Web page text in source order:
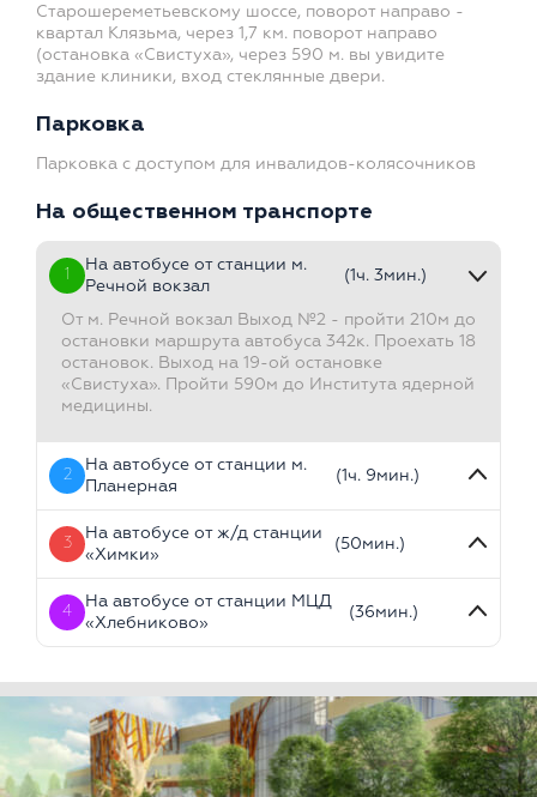
Старошереметьевскому шоссе, поворот направо -
квартал Клязьма, через 1,7 км. поворот направо
(остановка «Свистуха», через 590 м. вы увидите
здание клиники, вход стеклянные двери.
Парковка
Парковка с доступом для инвалидов-колясочников
На общественном транспорте
1
На автобусе от станции м.
Речной вокзал
(1ч. 3мин.)
От м. Речной вокзал Выход №2 - пройти 210м до
остановки маршрута автобуса 342к. Проехать 18
остановок. Выход на 19-ой остановке
«Свистуха». Пройти 590м до Института ядерной
медицины.
2
На автобусе от станции м.
Планерная
(1ч. 9мин.)
3
На автобусе от ж/д станции
«Химки»
(50мин.)
4
На автобусе от станции МЦД
«Хлебниково»
(36мин.)